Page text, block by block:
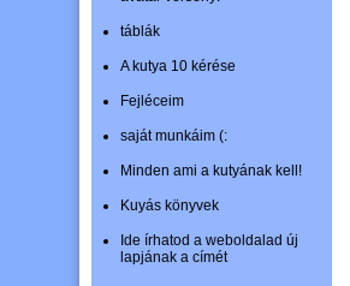
táblák
A kutya 10 kérése
Fejléceim
saját munkáim (:
Minden ami a kutyának kell!
Kuyás könyvek
Ide írhatod a weboldalad új
lapjának a címét